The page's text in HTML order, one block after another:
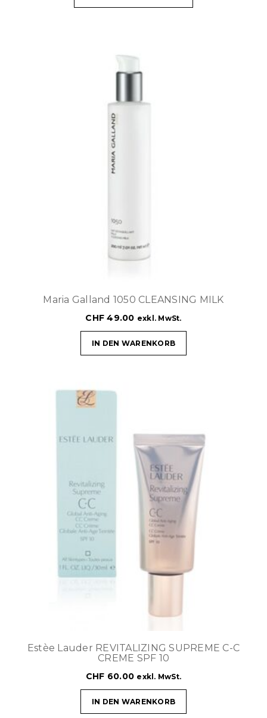
Maria Galland 1050 CLEANSING MILK
CHF 49.00 exkl. MwSt.
IN DEN WARENKORB
Estèe Lauder REVITALIZING SUPREME C-C
CREME SPF 10
CHF 60.00 exkl. MwSt.
IN DEN WARENKORB